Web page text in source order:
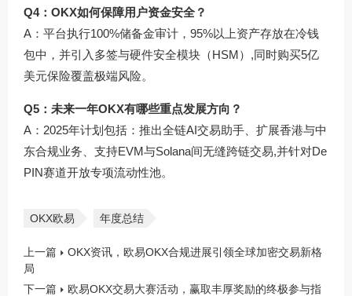
Q4：OKX如何保障用户资金安全？
A：平台执行100%储备金审计，95%以上资产存放在冷钱
包中，并引入多签与硬件安全模块（HSM）,同时购买5亿
美元保险覆盖极端风险。
Q5：未来一年OKX有哪些重点发展方向？
A：2025年计划包括：推出全链AI交易助手、扩展香港与中
东合规业务、支持EVM与Solana间无缝跨链交易,并针对De
PIN赛道开放专项流动性池。
OKX欧易 年度总结
上一篇
OKX资讯，欧易OKX合规进展引领全球加密交易新格
局
下一篇
欧易OKX交易大赛活动，赢取丰厚奖励的终极参与指